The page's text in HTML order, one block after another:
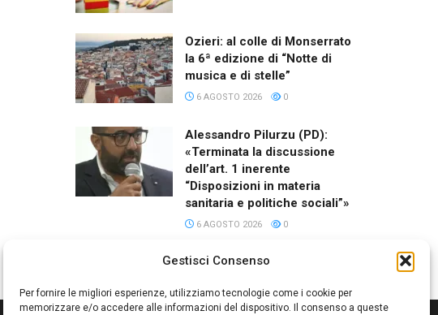
Gestisci Consenso
Per fornire le migliori esperienze, utilizziamo tecnologie come i cookie per
memorizzare e/o accedere alle informazioni del dispositivo. Il consenso a queste
Ozieri: al colle di Monserrato
la 6ª edizione di “Notte di
musica e di stelle”
6 AGOSTO 2026 0
Alessandro Pilurzu (PD):
«Terminata la discussione
dell’art. 1 inerente
“Disposizioni in materia
sanitaria e politiche sociali”»
6 AGOSTO 2026 0